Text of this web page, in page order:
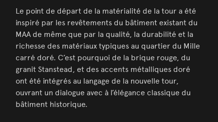
Le point de départ de la matérialité de la tour a été
inspiré par les revêtements du bâtiment existant du
MAA de même que par la qualité, la durabilité et la
richesse des matériaux typiques au quartier du Mille
carré doré. C’est pourquoi de la brique rouge, du
granit Stanstead, et des accents métalliques doré
ont été intégrés au langage de la nouvelle tour,
ouvrant un dialogue avec à l’élégance classique du
bâtiment historique.